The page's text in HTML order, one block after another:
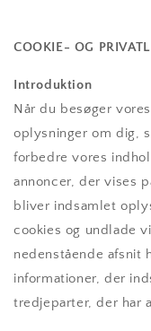
COOKIE- OG
Introduktion
Når du besøger
oplysninger om dig,
forbedre vores
annoncer, der vises
bliver indsamlet
cookies og undlade
nedenstående afsnit
informationer, der
tredjeparter, der har